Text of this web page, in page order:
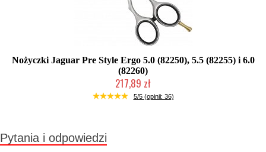
Nożyczki Jaguar Pre Style Ergo 5.0 (82250), 5.5 (82255) i 6.0
(82260)
217,89 zł
Duża ilość (wysyłka w 24h)
5/5 (opinii: 36)
Pytania i odpowiedzi